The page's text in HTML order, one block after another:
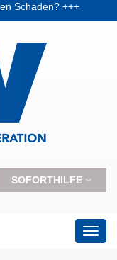
+++ Vorabpauschale: Warum Fondsanleger Anfang 2026 Post vom Finanzamt bekommen können +++
SOFORTHILFE